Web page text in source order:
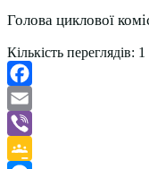
Голова циклової
Кількість переглядів: 1
Facebook
Email
Viber